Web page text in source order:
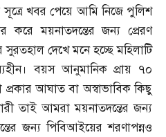
সূত্রে খবর পেয়ে আমি নিজে পুলিশ
করে ময়নাতদন্তের জন্য প্রেরণ
সুরতহাল দেখে মনে হচ্ছে মহিলাটি
বয়স আনুমানিক প্রায় ৭০
আঘাত বা অস্বাভাবিক কিছু
তাই আমরা ময়নাতদন্তের জন্য
জন্য পিবিআইয়ের শরণাপন্নও